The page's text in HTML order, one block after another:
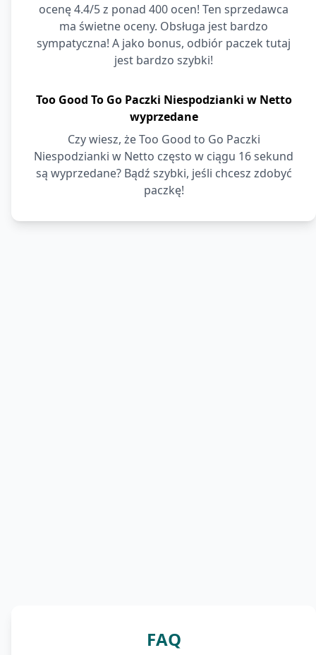
ocenę 4.4/5 z ponad 400 ocen! Ten sprzedawca
ma świetne oceny. Obsługa jest bardzo
sympatyczna! A jako bonus, odbiór paczek tutaj
jest bardzo szybki!
Too Good To Go Paczki Niespodzianki w Netto
wyprzedane
Czy wiesz, że Too Good to Go Paczki
Niespodzianki w Netto często w ciągu 16 sekund
są wyprzedane? Bądź szybki, jeśli chcesz zdobyć
paczkę!
FAQ